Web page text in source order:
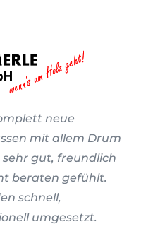
neue
mit allem Drum
gut, freundlich
beraten gefühlt.
schnell,
umgesetzt.